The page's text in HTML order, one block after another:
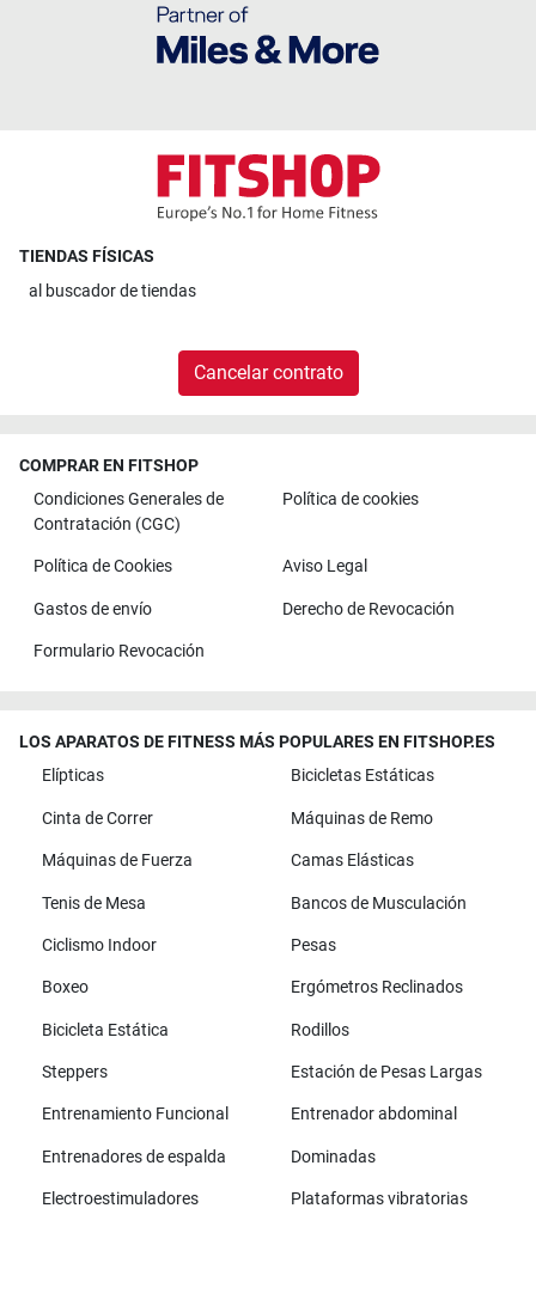
TIENDAS FÍSICAS
al buscador de tiendas
Cancelar contrato
COMPRAR EN FITSHOP
Condiciones Generales de
Contratación (CGC)
Política de cookies
Política de Cookies Aviso Legal
Gastos de envío Derecho de Revocación
Formulario Revocación
LOS APARATOS DE FITNESS MÁS POPULARES EN FITSHOP.ES
Elípticas
Bicicletas Estáticas
Cinta de Correr Máquinas de Remo
Máquinas de Fuerza Camas Elásticas
Tenis de Mesa Bancos de Musculación
Ciclismo Indoor Pesas
Boxeo Ergómetros Reclinados
Bicicleta Estática Rodillos
Steppers Estación de Pesas Largas
Entrenamiento Funcional Entrenador abdominal
Entrenadores de espalda Dominadas
Electroestimuladores Plataformas vibratorias